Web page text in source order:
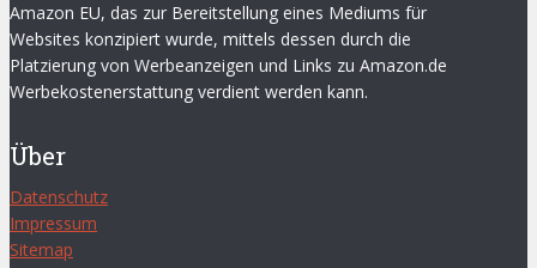
Amazon EU, das zur Bereitstellung eines Mediums für
Websites konzipiert wurde, mittels dessen durch die
Platzierung von Werbeanzeigen und Links zu Amazon.de
Werbekostenerstattung verdient werden kann.
Über
Datenschutz
Impressum
Sitemap